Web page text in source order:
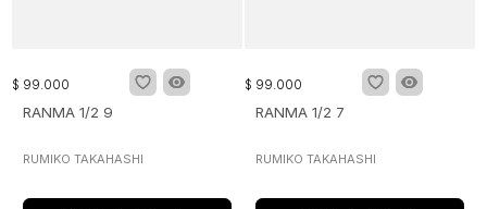
$ 99.000
RANMA 1/2 9
RUMIKO TAKAHASHI
$ 99.000
RANMA 1/2 7
RUMIKO TAKAHASHI